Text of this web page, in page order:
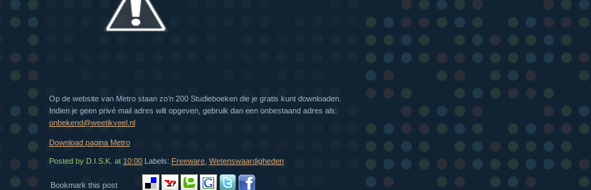
Op de website van Metro staan zo’n 200 Studieboeken die je gratis kunt downloaden.
Indien je geen privé mail adres wilt opgeven, gebruik dan een onbestaand adres als:
onbekend@weetikveel.nl
Download pagina Metro
Posted by D.I.S.K. at 10:00 Labels: Freeware Wetenswaardigheden
Bookmark this post